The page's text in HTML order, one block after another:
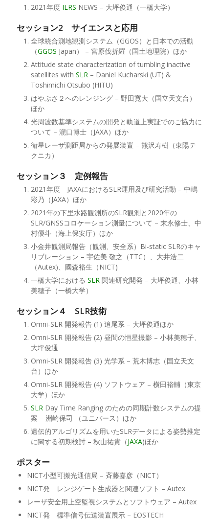
2021年度 ILRS NEWS – 大坪俊通（一橋大学）
セッション2 サイエンスと応用
全球統合測地観測システム（GGOS）と日本での活動
（GGOS Japan） – 宮原伐折羅（国土地理院）ほか
Attitude state characterization of tumbling inactive
satellites with SLR – Daniel Kucharski (UT) &
Toshimichi Otsubo (HITU)
はやぶさ２へのレンジング – 野田寛大（国立天文台）
ほか
光周波数基準システムの開発と軌道上実証でのご協力に
ついて – 瀧口博士（JAXA）ほか
衛星レーザ測距局からの発展装置 – 熊沢寿樹（東陽テ
クニカ）
セッション３ 定例報告
2021年度 JAXAにおけるSLR運用及び研究活動 – 中嶋
彩乃（JAXA）ほか
2021年の下里水路観測所のSLR観測と2020年の
SLR/GNSSコロケーション測量について – 末永修士、中
村優斗（海上保安庁）ほか
小金井観測局報告（観測、安全系）Bi-static SLRのキャ
リブレーション – 宇佐美 敬之（TTC）、大井浩二
（Autex)、國森裕生（NICT)
一橋大学における SLR 関連研究開発 – 大坪俊通、小林
美穂子（一橋大学）
セッション４ SLR技術
Omni-SLR 開発報告 (1) 追尾系 – 大坪俊通ほか
Omni-SLR 開発報告 (2) 昼間の恒星撮影 – 小林美穂子、
大坪俊通
Omni-SLR 開発報告 (3) 光学系 – 荒木博志（国立天文
台）ほか
Omni-SLR 開発報告 (4) ソフトウェア – 横田裕輔（東京
大学）ほか
SLR Day Time Ranging のための同期計数システムの提
案 – 洲崎保司 （ユニバース）ほか
遺伝的アルゴリズムを用いたSLRデータによる姿勢推定
に関する初期検討 – 秋山祐貴（JAXA)ほか
ポスター
NICT小型可搬光通信局 – 斉藤嘉彦（NICT）
NICT発 レンジゲート生成器と関連ソフト – Autex
レーザ安全用上空監視システムとソフトウェア – Autex
NICT発 標準信号伝送装置展示 – EOSTECH